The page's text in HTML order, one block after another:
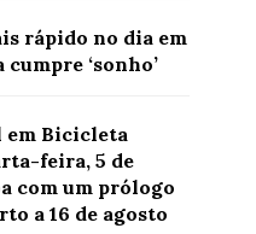
rápido no dia em
‘sonho’
em Bicicleta
feira, 5 de
com um prólogo
a 16 de agosto